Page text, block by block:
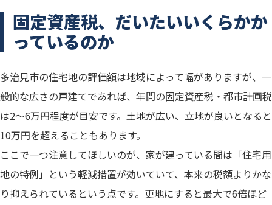
固定資産税、だいたいいくらかか
っているのか
多治見市の住宅地の評価額は地域によって幅がありますが、一
般的な広さの戸建てであれば、年間の固定資産税・都市計画税
は2〜6万円程度が目安です。土地が広い、立地が良いとなると
10万円を超えることもあります。
ここで一つ注意してほしいのが、家が建っている間は「住宅用
地の特例」という軽減措置が効いていて、本来の税額よりかな
り抑えられているという点です。更地にすると最大で6倍ほど